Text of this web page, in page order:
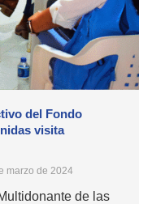
del Fondo
visita
marzo de 2024
de las